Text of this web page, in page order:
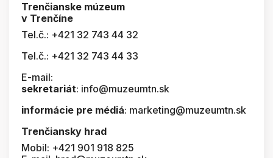
Trenčianske múzeum
v Trenčíne
Tel.č.: +421 32 743 44 32
Tel.č.: +421 32 743 44 33
E-mail:
sekretariát: info@muzeumtn.sk
informácie pre médiá: marketing@muzeumtn.sk
Trenčiansky hrad
Mobil: +421 901 918 825